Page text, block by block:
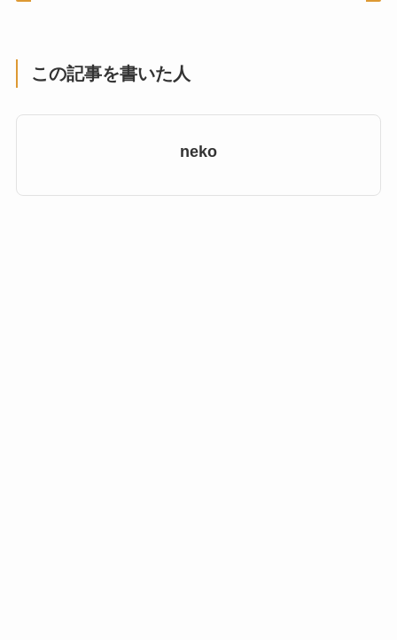
この記事を書いた人
neko